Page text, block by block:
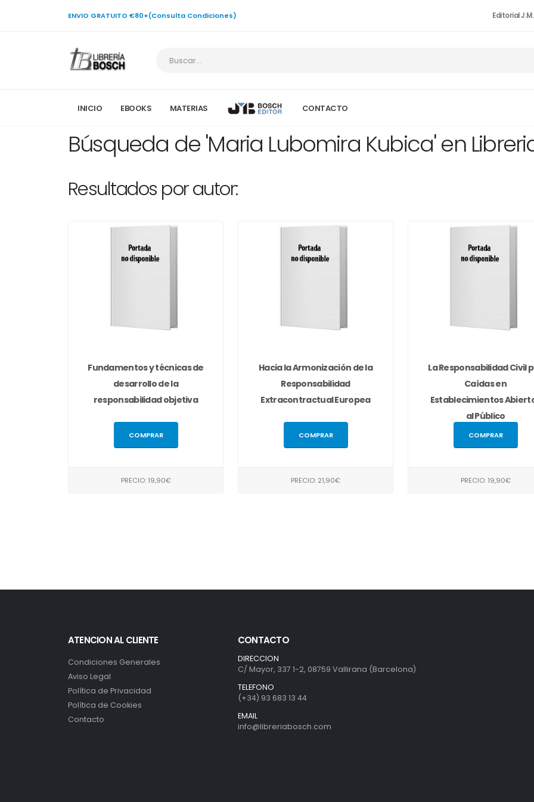
ENVIO GRATUITO €80+(Consulta Condiciones) Editorial
INICIO EBOOKS MATERIAS CONTACTO
Búsqueda de 'Maria Lubomira Kubica' en
Resultados por autor:
Fundamentos y técnicas de
desarrollo de la
responsabilidad objetiva
COMPRAR
PRECIO: 19,90€
Hacia la Armonización de la
Responsabilidad
Extracontractual Europea
COMPRAR
PRECIO: 21,90€
La Responsabilidad Civil
Caídas en
Establecimientos
al Público
COMPRAR
PRECIO: 19,90€
ATENCION AL CLIENTE
Condiciones Generales
Aviso Legal
Política de Privacidad
Política de Cookies
Contacto
CONTACTO
DIRECCION
C/ Mayor, 337 1-2, 08759 Vallirana (Barcelona)
TELEFONO
(+34) 93 683 13 44
EMAIL
info@libreriabosch.com